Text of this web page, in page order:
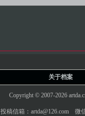
关于档案
Copyright © 2007-2026
投稿信箱：artda@126.com 微